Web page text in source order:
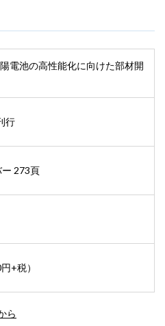
電池の高性能化に向けた部材開
行
273頁
+税）
ら